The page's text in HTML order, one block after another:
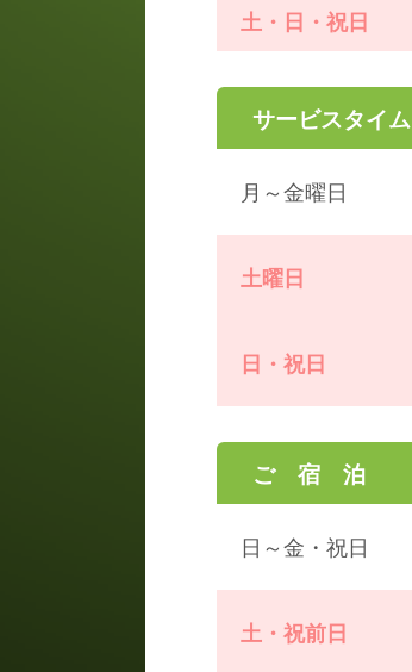
土・日・祝日
サービスタイム
月～金曜日
土曜日
日・祝日
ご 宿 泊
日～金・祝日
土・祝前日